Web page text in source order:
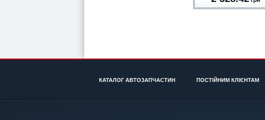
КАТАЛОГ АВТОЗАПЧАСТИН ПОСТІЙНИМ КЛІЄНТАМ